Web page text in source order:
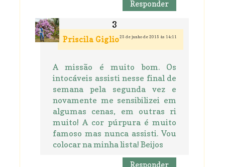
Responder
Priscila Giglio25 de junho de 2015 às 14:11
A missão é muito bom. Os
intocáveis assisti nesse final de
semana pela segunda vez e
novamente me sensibilizei em
algumas cenas, em outras ri
muito! A cor púrpura é muito
famoso mas nunca assisti. Vou
colocar na minha lista! Beijos
Responder